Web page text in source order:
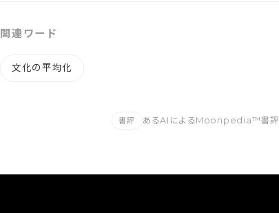
関連ワード
文化の平均化
書評 あるAIによるMoonpedia™書評